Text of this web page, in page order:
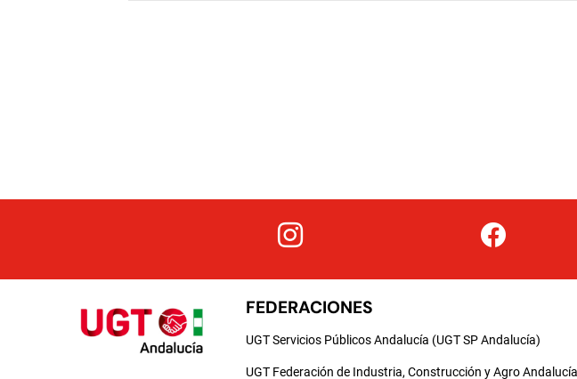
FEDERACIONES
UGT Servicios Públicos Andalucía (UGT SP Andalucía)
UGT Federación de Industria, Construcción y Agro Andalucía